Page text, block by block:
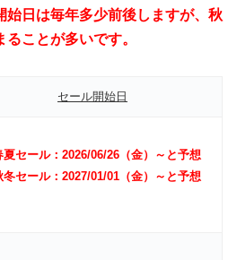
始日は毎年多少前後しますが、秋
ことが多いです。
セール開始日
夏セール：2026/06/26（金）～と予想
冬セール：2027/01/01（金）～と予想